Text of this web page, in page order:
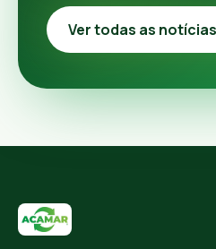
Ver todas as notícias